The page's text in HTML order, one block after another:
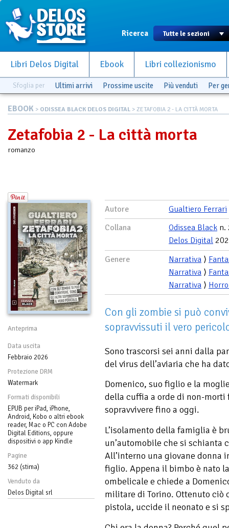
Ricerca
Libri Delos Digital Ebook Libri collezionismo
Sfoglia per Ultimi arrivi Prossime uscite Più venduti Per
EBOOK > ODISSEA BLACK DELOS DIGITAL > ZETAFOBIA 2 - LA CITTÀ MORTA
Zetafobia 2 - La città morta
romanzo
Anteprima
Data uscita
Febbraio 2026
Protezione DRM
Watermark
Formati disponibili
EPUB per iPad, iPhone,
Android, Kobo o altri ebook
reader, Mac o PC con Adobe
Digital Editions, oppure
dispositivi o app Kindle
Pagine
362 (stima)
Venduto da
Delos Digital srl
Autore
Gualtiero Ferrari
Collana
Odissea Black n.
Delos Digital
Genere
Narrativa ⟩
Narrativa ⟩
Narrativa ⟩
Con gli zombie si può
sopravvissuti il vero
Sono trascorsi sei anni dalla
del virus dell’aviaria che ha
Domenico, suo figlio e la
della cuffia a orde di non-
sopravvivere fino a oggi.
L’isolamento della famiglia è
un’automobile che si schianta
All’interno una giovane donna
figlio. Appena il bimbo è nato
ombelicale e chiede a
militare di Torino. Ottenuto ciò
pistola, uccide il neonato e si